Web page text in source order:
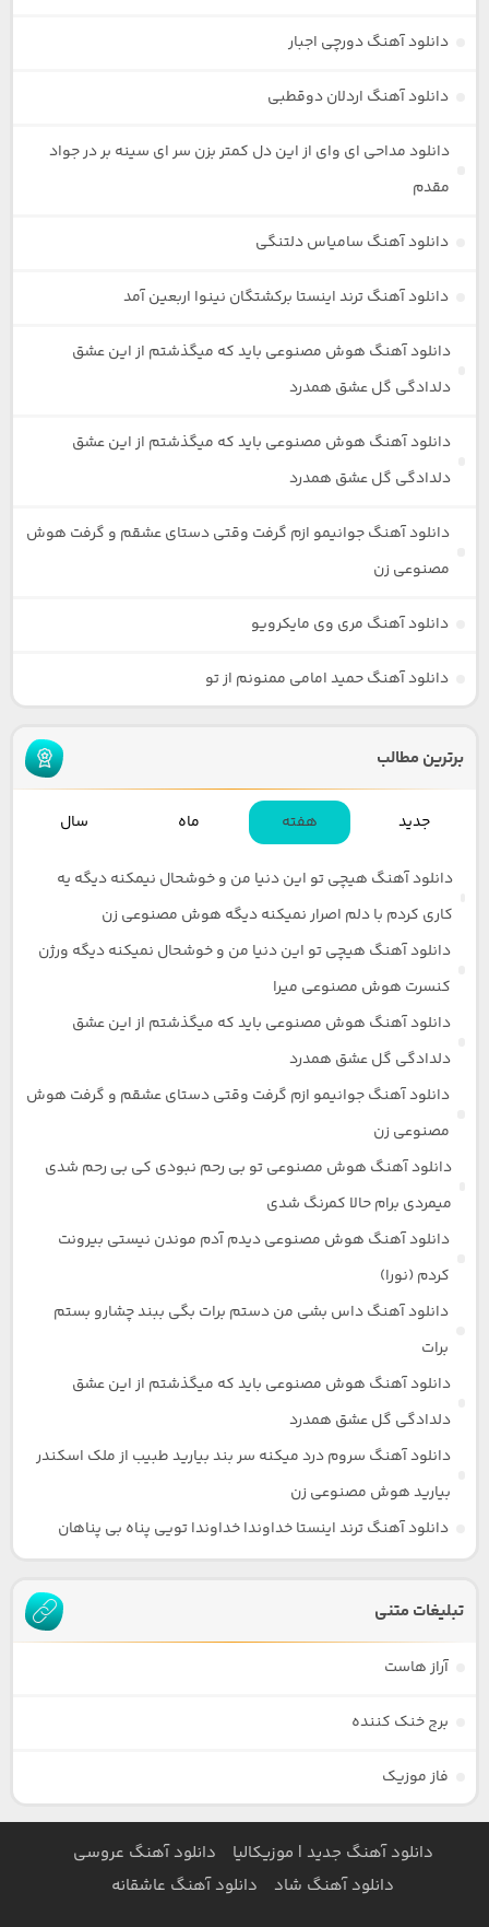
دانلود آهنگ دورچی اجبار
دانلود آهنگ اردلان دوقطبی
دانلود مداحی ای وای از این دل کمتر بزن سر ای سینه بر در جواد
مقدم
دانلود آهنگ سامیاس دلتنگی
دانلود آهنگ ترند اینستا برکشتگان نینوا اربعین آمد
دانلود آهنگ هوش مصنوعی باید که میگذشتم از این عشق
دلدادگی گل عشق همدرد
دانلود آهنگ هوش مصنوعی باید که میگذشتم از این عشق
دلدادگی گل عشق همدرد
دانلود آهنگ جوانیمو ازم گرفت وقتی دستای عشقم و گرفت هوش
مصنوعی زن
دانلود آهنگ مری وی مایکرویو
دانلود آهنگ حمید امامی ممنونم از تو
برترین مطالب
جدید هفته ماه سال
دانلود آهنگ هیچی تو این دنیا من و خوشحال نیمکنه دیگه یه
کاری کردم با دلم اصرار نمیکنه دیگه هوش مصنوعی زن
دانلود آهنگ هیچی تو این دنیا من و خوشحال نمیکنه دیگه ورژن
کنسرت هوش مصنوعی میرا
دانلود آهنگ هوش مصنوعی باید که میگذشتم از این عشق
دلدادگی گل عشق همدرد
دانلود آهنگ جوانیمو ازم گرفت وقتی دستای عشقم و گرفت هوش
مصنوعی زن
دانلود آهنگ هوش مصنوعی تو بی رحم نبودی کی بی رحم شدی
میمردی برام حالا کمرنگ شدی
دانلود آهنگ هوش مصنوعی دیدم آدم موندن نیستی بیرونت
کردم (نورا)
دانلود آهنگ داس بشی من دستم برات بگی ببند چشارو بستم
برات
دانلود آهنگ هوش مصنوعی باید که میگذشتم از این عشق
دلدادگی گل عشق همدرد
دانلود آهنگ سروم درد میکنه سر بند بیارید طبیب از ملک اسکندر
بیارید هوش مصنوعی زن
دانلود آهنگ ترند اینستا خداوندا خداوندا تویی پناه بی پناهان
تبلیغات متنی
آراز هاست
برج خنک کننده
فاز موزیک
دانلود آهنگ جدید | موزیکالیا
دانلود آهنگ عروسی
دانلود آهنگ شاد
دانلود آهنگ عاشقانه